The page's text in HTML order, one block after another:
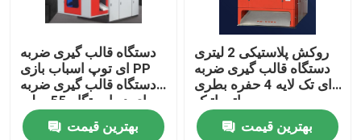
دستگاه قالب گیری ضربه
ای توپ اسباب بازی PP
دستگاه قالب گیری ضربه
ای دو ایستگاه 55 میلی
بهترین قیمت
روکش پلاستیکی 2 لیتری
دستگاه قالب گیری ضربه
ای تک لایه 4 حفره بطری
پت اتوماتیک
بهترین قیمت